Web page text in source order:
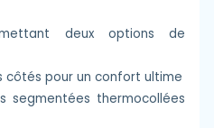
deux options de
côtés pour un confort ultime
segmentées thermocollées